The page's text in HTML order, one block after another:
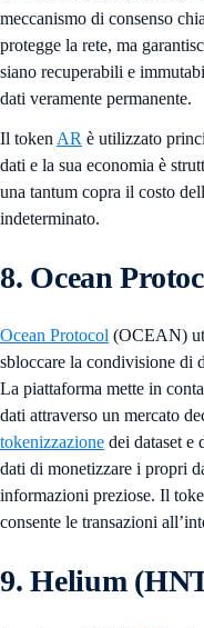
meccanismo di consenso
protegge la rete, ma
siano recuperabili e
dati veramente permanente.
Il token AR è utilizzato
dati e la sua economia è
una tantum copra il costo
indeterminato.
8. Ocean
Ocean Protocol (OCEAN)
sbloccare la condivisione di
La piattaforma mette in
dati attraverso un mercato
tokenizzazione dei dataset e
dati di monetizzare i propri
informazioni preziose. Il
consente le transazioni
9. Helium